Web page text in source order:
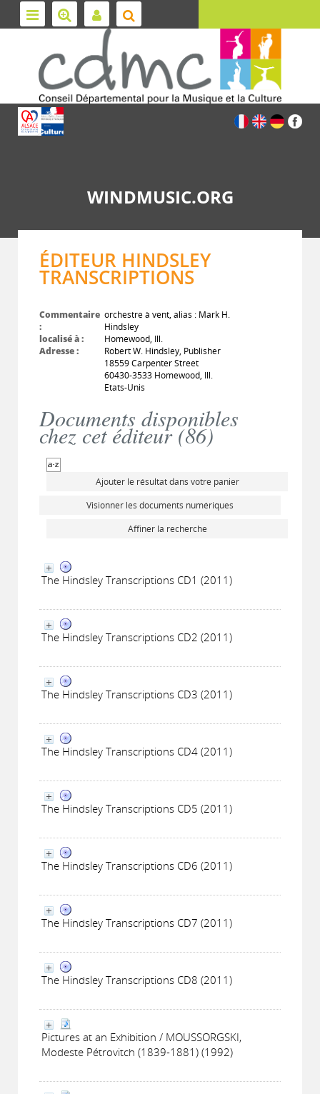
WINDMUSIC.ORG
ÉDITEUR HINDSLEY
TRANSCRIPTIONS
Commentaire
:
orchestre à vent, alias : Mark H.
Hindsley
localisé à :
Homewood, Ill.
Adresse :
Robert W. Hindsley, Publisher
18559 Carpenter Street
60430-3533 Homewood, Ill.
Etats-Unis
Documents disponibles
chez cet éditeur (86)
Ajouter le résultat dans votre panier
Visionner les documents numériques
Affiner la recherche
The Hindsley Transcriptions CD1 (2011)
The Hindsley Transcriptions CD2 (2011)
The Hindsley Transcriptions CD3 (2011)
The Hindsley Transcriptions CD4 (2011)
The Hindsley Transcriptions CD5 (2011)
The Hindsley Transcriptions CD6 (2011)
The Hindsley Transcriptions CD7 (2011)
The Hindsley Transcriptions CD8 (2011)
Pictures at an Exhibition / MOUSSORGSKI,
Modeste Pétrovitch (1839-1881) (1992)